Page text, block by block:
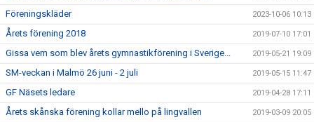
Föreningskläder 2023-10-06 10:13
Årets förening 2018 2019-07-10 17:01
Gissa vem som blev årets gymnastikförening i Sverige... 2019-05-21 19:09
SM-veckan i Malmö 26 juni - 2 juli 2019-05-15 11:47
GF Näsets ledare 2019-04-28 17:11
Årets skånska förening kollar mello på lingvallen 2019-03-09 20:05